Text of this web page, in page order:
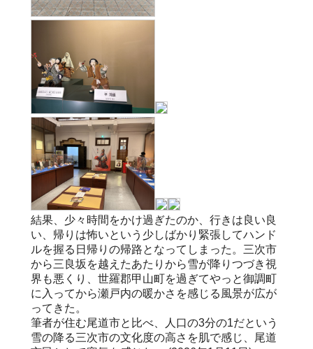
結果、少々時間をかけ過ぎたのか、行きは良い良
い、帰りは怖いという少しばかり緊張してハンド
ルを握る日帰りの帰路となってしまった。三次市
から三良坂を越えたあたりから雪が降りつづき視
界も悪くり、世羅郡甲山町を過ぎてやっと御調町
に入ってから瀬戸内の暖かさを感じる風景が広が
ってきた。
筆者が住む尾道市と比べ、人口の3分の1だという
雪の降る三次市の文化度の高さを肌で感じ、尾道